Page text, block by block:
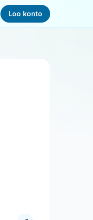
Loo konto